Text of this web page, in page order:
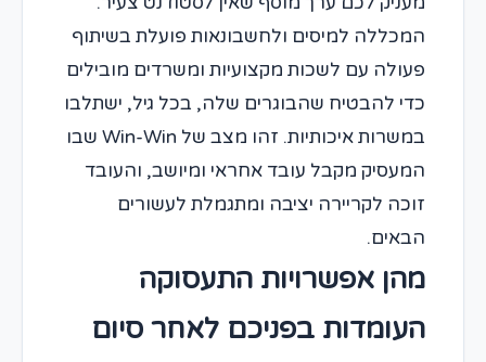
המכללה למיסים ולחשבונאות פועלת בשיתוף
פעולה עם לשכות מקצועיות ומשרדים מובילים
כדי להבטיח שהבוגרים שלה, בכל גיל, ישתלבו
במשרות איכותיות. זהו מצב של Win-Win שבו
המעסיק מקבל עובד אחראי ומיושב, והעובד
זוכה לקריירה יציבה ומתגמלת לעשורים
הבאים.
מהן אפשרויות התעסוקה
העומדות בפניכם לאחר סיום